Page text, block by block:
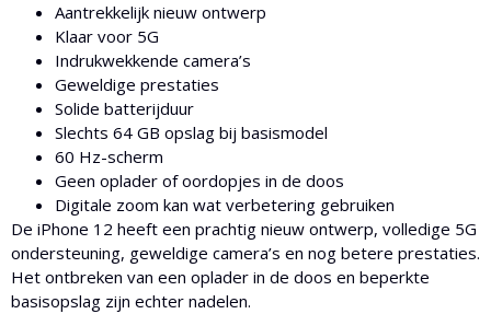
Aantrekkelijk nieuw ontwerp
Klaar voor 5G
Indrukwekkende camera’s
Geweldige prestaties
Solide batterijduur
Slechts 64 GB opslag bij basismodel
60 Hz-scherm
Geen oplader of oordopjes in de doos
Digitale zoom kan wat verbetering gebruiken
De iPhone 12 heeft een prachtig nieuw ontwerp, volledige 5G
ondersteuning, geweldige camera’s en nog betere prestaties.
Het ontbreken van een oplader in de doos en beperkte
basisopslag zijn echter nadelen.